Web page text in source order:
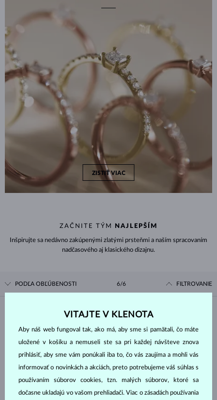
ZISTIŤ VIAC
ZAČNITE TÝM NAJLEPŠÍM
Inšpirujte sa nedávno zakúpenými zlatými prsteňmi a naším spracovaním
nadčasového aj klasického dizajnu.
PODĽA OBĽÚBENOSTI 6/6 FILTROVANIE
BIELE ZLATO ŽLTÉ ZLATO
RUŽOVÉ ZLATO
Drahokam
VITAJTE V KLENOTA
Aby náš web fungoval tak, ako má, aby sme si pamätali, čo máte
uložené v košíku a nemuseli ste sa pri každej návšteve znova
prihlásiť, aby sme vám ponúkali iba to, čo vás zaujíma a mohli vás
informovať o novinkách a akciách, preto potrebujeme váš súhlas s
používaním súborov cookies, tzn. malých súborov, ktoré sa
dočasne ukladajú vo vašom prehliadači. Viac o zásadách používania